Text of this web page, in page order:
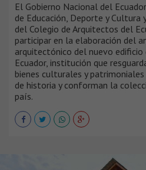
El Gobierno Nacional del
de Educación, Deporte y Cultura
del Colegio de Arquitectos del
participar en la elaboración del
arquitectónico del nuevo
Ecuador, institución que
bienes culturales y
de historia y conforman la
país.